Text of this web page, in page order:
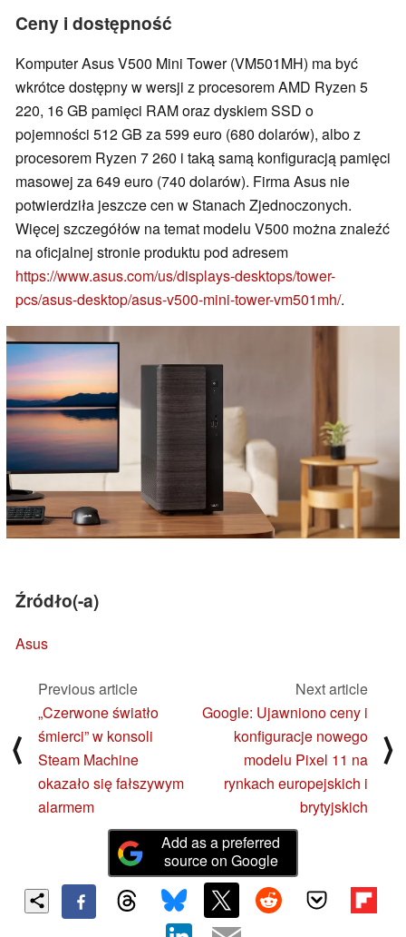
Ceny i dostępność
Komputer Asus V500 Mini Tower (VM501MH) ma być
wkrótce dostępny w wersji z procesorem AMD Ryzen 5
220, 16 GB pamięci RAM oraz dyskiem SSD o
pojemności 512 GB za 599 euro (680 dolarów), albo z
procesorem Ryzen 7 260 i taką samą konfiguracją pamięci
masowej za 649 euro (740 dolarów). Firma Asus nie
potwierdziła jeszcze cen w Stanach Zjednoczonych.
Więcej szczegółów na temat modelu V500 można znaleźć
na oficjalnej stronie produktu pod adresem
https://www.asus.com/us/displays-desktops/tower-
pcs/asus-desktop/asus-v500-mini-tower-vm501mh/.
Źródło(-a)
Asus
⟨
Previous article
„Czerwone światło
śmierci” w konsoli
Steam Machine
okazało się fałszywym
alarmem
Next article
Google: Ujawniono ceny i
konfiguracje nowego
modelu Pixel 11 na
rynkach europejskich i
brytyjskich
⟩
Add as a preferred
source on Google